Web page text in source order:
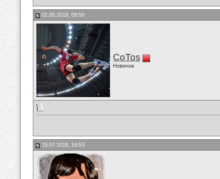
02.05.2018, 09:50
CoTos
Новичок
15.07.2018, 16:53